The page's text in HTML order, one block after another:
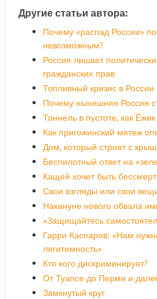
Другие статьи автора:
Почему «распад России»
невозможным?
Россия лишает
гражданских прав
Топливный кризис в России
Почему нынешняя Россия
Тоннель в пустоте, как
Как пригожинский мятеж
Дом, который строят с
Беспилотный ответ на
Кащей хочет быть
Свои взгляды или свои
Накануне нового обвала
«Защищайтесь
Гарри Каспаров: «Нам
легитимность»
Кто кого дискриминирует?
От Туапсе до Перми и
Замкнутый круг